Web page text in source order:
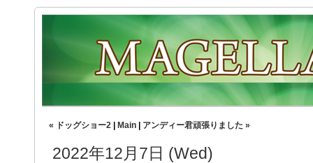
« ドッグショー2 Main アンディー君頑張りました »
2022年12月7日 (Wed)